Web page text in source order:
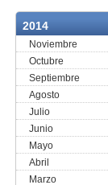
2014
Noviembre
Octubre
Septiembre
Agosto
Julio
Junio
Mayo
Abril
Marzo